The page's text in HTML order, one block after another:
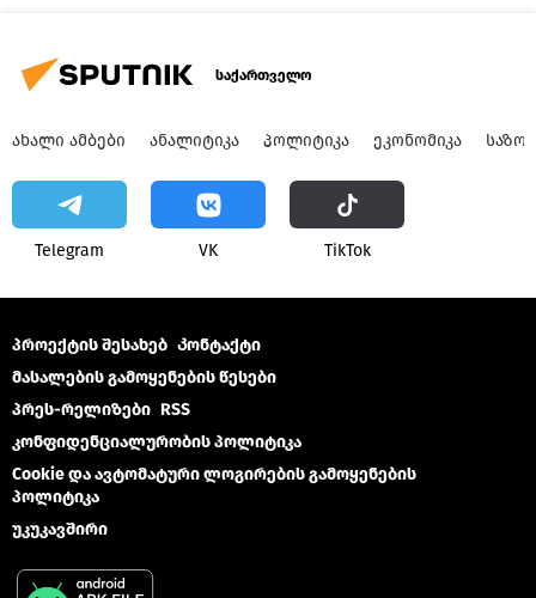
საქართველო
ᲐᲮᲐᲚᲘ ᲐᲛᲑᲔᲑᲘ ᲐᲜᲐᲚᲘᲢᲘᲙᲐ ᲞᲝᲚᲘᲢᲘᲙᲐ ᲔᲙᲝᲜᲝᲛᲘᲙᲐ
Telegram VK ТikТоk
პროექტის შესახებ Კონტაქტი
მასალების გამოყენების წესები
პრეს-რელიზები RSS
კონფიდენციალურობის პოლიტიკა
Cookie და ავტომატური ლოგირების გამოყენების
პოლიტიკა
უკუკავშირი